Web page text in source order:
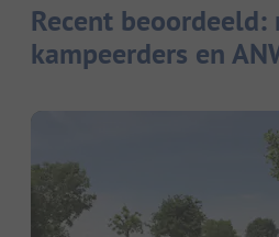
Recent beoordeeld:
kampeerders en